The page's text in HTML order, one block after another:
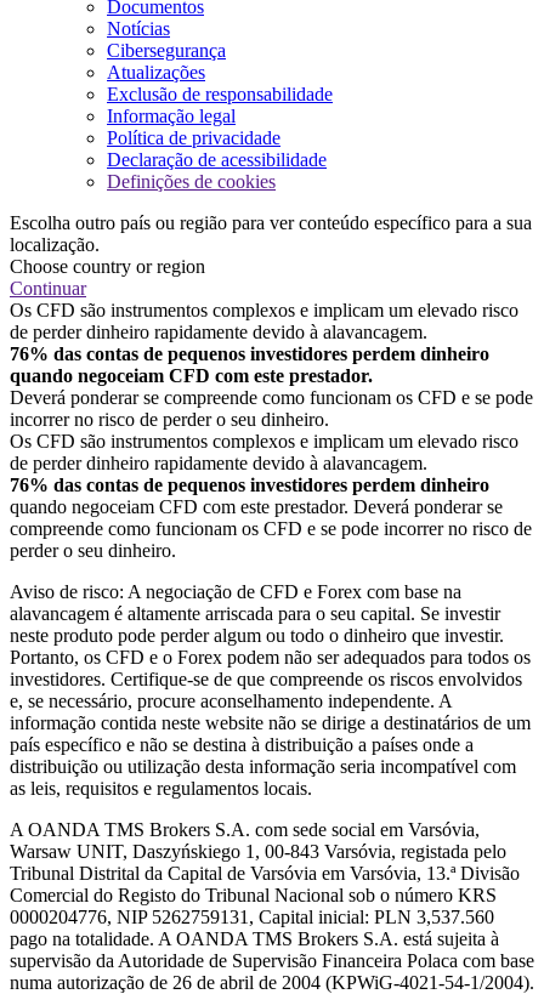
Documentos
Notícias
Cibersegurança
Atualizações
Exclusão de responsabilidade
Informação legal
Política de privacidade
Declaração de acessibilidade
Definições de cookies
Escolha outro país ou região para ver conteúdo específico para a sua
localização.
Choose country or region
Continuar
Os CFD são instrumentos complexos e implicam um elevado risco
de perder dinheiro rapidamente devido à alavancagem.
76% das contas de pequenos investidores perdem dinheiro
quando negoceiam CFD com este prestador.
Deverá ponderar se compreende como funcionam os CFD e se pode
incorrer no risco de perder o seu dinheiro.
Os CFD são instrumentos complexos e implicam um elevado risco
de perder dinheiro rapidamente devido à alavancagem.
76% das contas de pequenos investidores perdem dinheiro
quando negoceiam CFD com este prestador. Deverá ponderar se
compreende como funcionam os CFD e se pode incorrer no risco de
perder o seu dinheiro.
Aviso de risco: A negociação de CFD e Forex com base na
alavancagem é altamente arriscada para o seu capital. Se investir
neste produto pode perder algum ou todo o dinheiro que investir.
Portanto, os CFD e o Forex podem não ser adequados para todos os
investidores. Certifique-se de que compreende os riscos envolvidos
e, se necessário, procure aconselhamento independente. A
informação contida neste website não se dirige a destinatários de um
país específico e não se destina à distribuição a países onde a
distribuição ou utilização desta informação seria incompatível com
as leis, requisitos e regulamentos locais.
A OANDA TMS Brokers S.A. com sede social em Varsóvia,
Warsaw UNIT, Daszyńskiego 1, 00-843 Varsóvia, registada pelo
Tribunal Distrital da Capital de Varsóvia em Varsóvia, 13.ª Divisão
Comercial do Registo do Tribunal Nacional sob o número KRS
0000204776, NIP 5262759131, Capital inicial: PLN 3,537.560
pago na totalidade. A OANDA TMS Brokers S.A. está sujeita à
supervisão da Autoridade de Supervisão Financeira Polaca com base
numa autorização de 26 de abril de 2004 (KPWiG-4021-54-1/2004).